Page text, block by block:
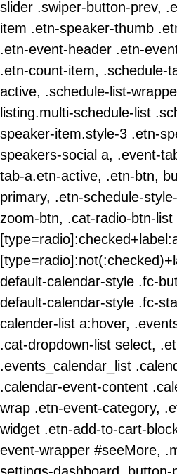
slider .swiper-button-prev,
item .etn-speaker-thumb
.etn-event-header .etn-
.etn-count-item, .schedule-
active, .schedule-list-
listing.multi-schedule-list
speaker-item.style-3 .etn-
speakers-social a, .event-
tab-a.etn-active, .etn-btn,
primary, .etn-schedule-
zoom-btn, .cat-radio-btn-list
default-calendar-style .fc-
default-calendar-style .fc-
calender-list a:hover,
.cat-dropdown-list select,
.events_calendar_list
.calendar-event-content
wrap .etn-event-category,
widget .etn-add-to-cart-
event-wrapper #seeMore,